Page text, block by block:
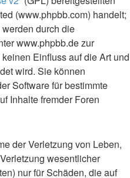
(www.phpbb.com) handelt;
durch die
www.phpbb.de zur
Einfluss auf die Art und
wird. Sie können
Software für bestimmte
Inhalte fremder Foren
der Verletzung von Leben,
wesentlicher
nur für Schäden, die auf